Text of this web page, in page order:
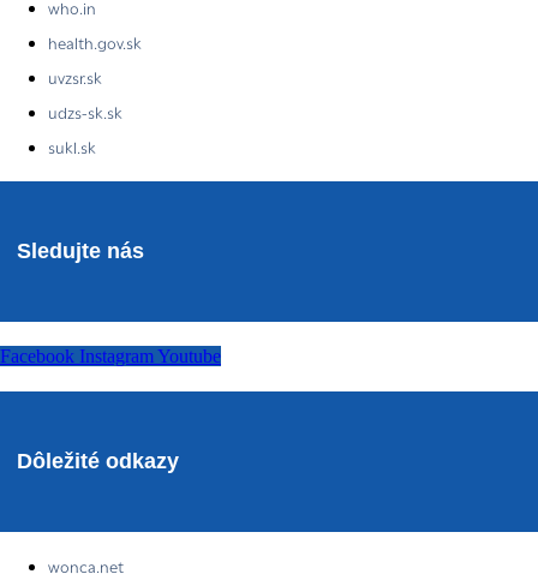
who.in
health.gov.sk
uvzsr.sk
udzs-sk.sk
sukl.sk
Sledujte nás
Facebook Instagram Youtube
Dôležité odkazy
wonca.net